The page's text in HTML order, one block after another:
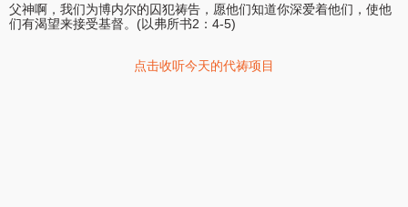
父神啊，我们为博内尔的囚犯祷告，愿他们知道你深爱着他们，使他
们有渴望来接受基督。(以弗所书2：4-5)
点击收听今天的代祷项目